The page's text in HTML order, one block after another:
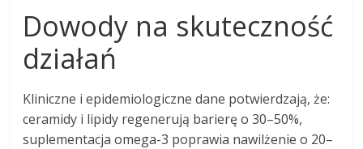
Dowody na skuteczność
działań
Kliniczne i epidemiologiczne dane potwierdzają, że:
ceramidy i lipidy regenerują barierę o 30–50%,
suplementacja omega-3 poprawia nawilżenie o 20–